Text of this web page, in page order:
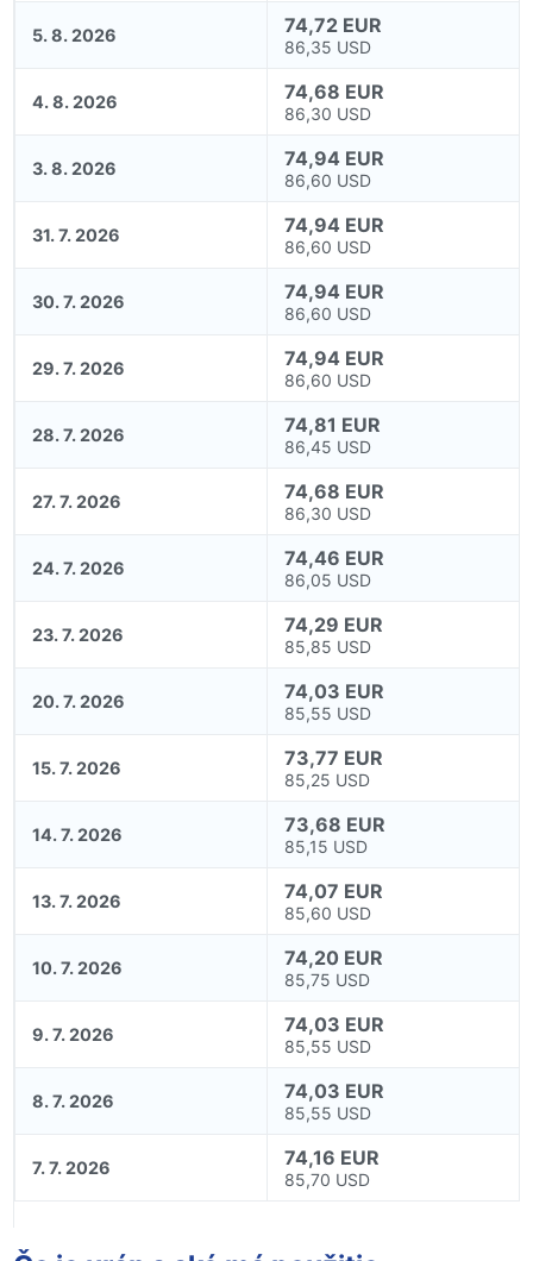
5. 8. 2026 74,72 EUR
86,35 USD
4. 8. 2026 74,68 EUR
86,30 USD
3. 8. 2026 74,94 EUR
86,60 USD
31. 7. 2026 74,94 EUR
86,60 USD
30. 7. 2026 74,94 EUR
86,60 USD
29. 7. 2026 74,94 EUR
86,60 USD
28. 7. 2026 74,81 EUR
86,45 USD
27. 7. 2026 74,68 EUR
86,30 USD
24. 7. 2026 74,46 EUR
86,05 USD
23. 7. 2026 74,29 EUR
85,85 USD
20. 7. 2026 74,03 EUR
85,55 USD
15. 7. 2026 73,77 EUR
85,25 USD
14. 7. 2026 73,68 EUR
85,15 USD
13. 7. 2026 74,07 EUR
85,60 USD
10. 7. 2026 74,20 EUR
85,75 USD
9. 7. 2026 74,03 EUR
85,55 USD
8. 7. 2026 74,03 EUR
85,55 USD
7. 7. 2026 74,16 EUR
85,70 USD